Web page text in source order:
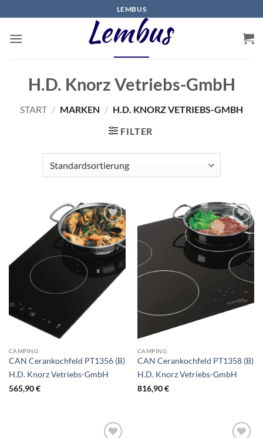
Inhalt
springen
LEMBUS
H.D. Knorz Vetriebs-GmbH
START / MARKEN / H.D. KNORZ VETRIEBS-GMBH
FILTER
CAMPING
CAN Cerankochfeld PT1356 (B)
H.D. Knorz Vetriebs-GmbH
565,90€
CAMPING
CAN Cerankochfeld PT1358 (B)
H.D. Knorz Vetriebs-GmbH
816,90€